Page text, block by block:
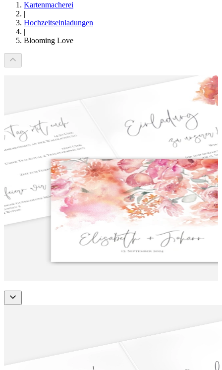
Kartenmacherei
|
Hochzeitseinladungen
|
Blooming Love